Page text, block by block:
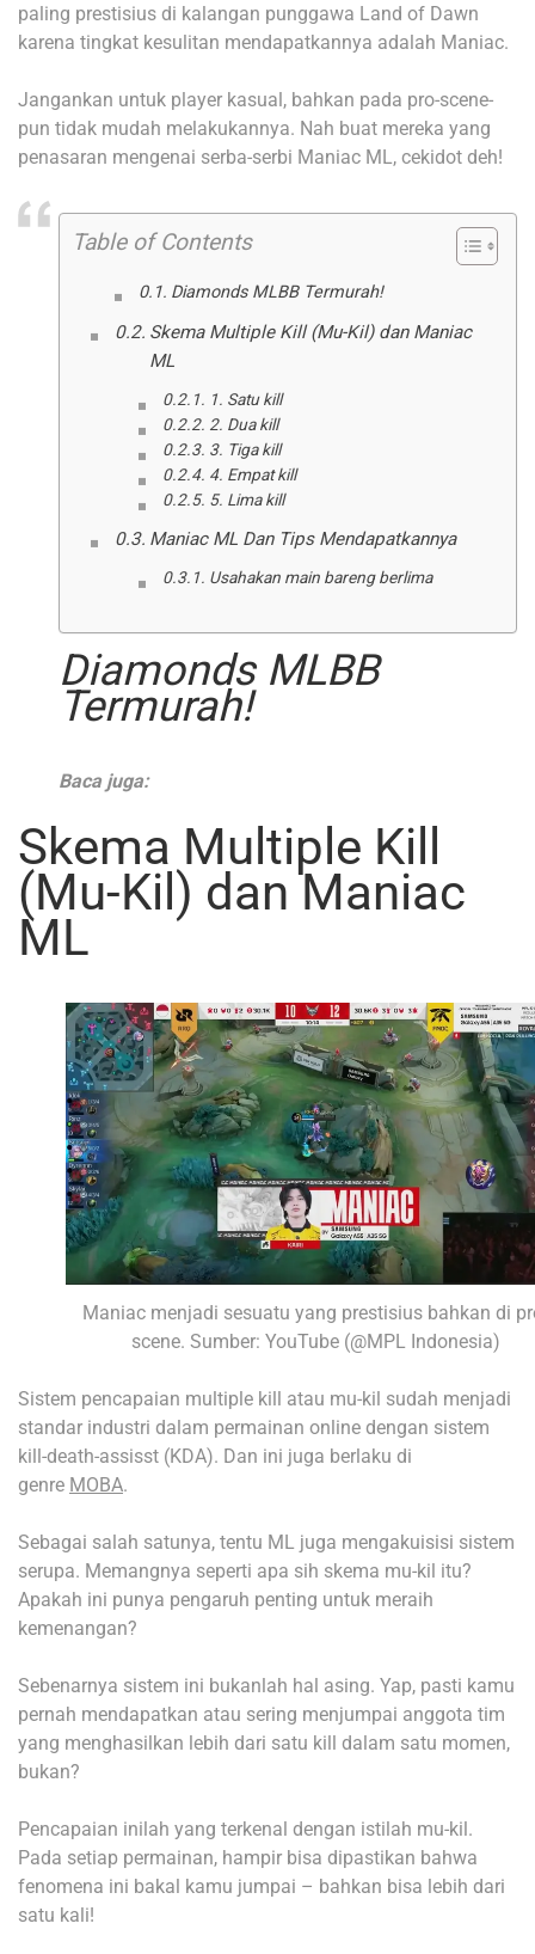
paling prestisius di kalangan punggawa Land of Dawn
karena tingkat kesulitan mendapatkannya adalah Maniac.
Jangankan untuk player kasual, bahkan pada pro-scene-
pun tidak mudah melakukannya. Nah buat mereka yang
penasaran mengenai serba-serbi Maniac ML, cekidot deh!
Table of Contents
Diamonds MLBB Termurah!
Skema Multiple Kill (Mu-Kil) dan Maniac
ML
1. Satu kill
2. Dua kill
3. Tiga kill
4. Empat kill
5. Lima kill
Maniac ML Dan Tips Mendapatkannya
Usahakan main bareng berlima
Diamonds MLBB
Termurah!
Baca juga:
Skema Multiple Kill
(Mu-Kil) dan Maniac
ML
Maniac menjadi sesuatu yang prestisius bahkan di
scene. Sumber: YouTube (@MPL Indonesia)
Sistem pencapaian multiple kill atau mu-kil sudah menjadi
standar industri dalam permainan online dengan sistem
kill-death-assisst (KDA). Dan ini juga berlaku di
genre MOBA.
Sebagai salah satunya, tentu ML juga mengakuisisi sistem
serupa. Memangnya seperti apa sih skema mu-kil itu?
Apakah ini punya pengaruh penting untuk meraih
kemenangan?
Sebenarnya sistem ini bukanlah hal asing. Yap, pasti kamu
pernah mendapatkan atau sering menjumpai anggota tim
yang menghasilkan lebih dari satu kill dalam satu momen,
bukan?
Pencapaian inilah yang terkenal dengan istilah mu-kil.
Pada setiap permainan, hampir bisa dipastikan bahwa
fenomena ini bakal kamu jumpai – bahkan bisa lebih dari
satu kali!